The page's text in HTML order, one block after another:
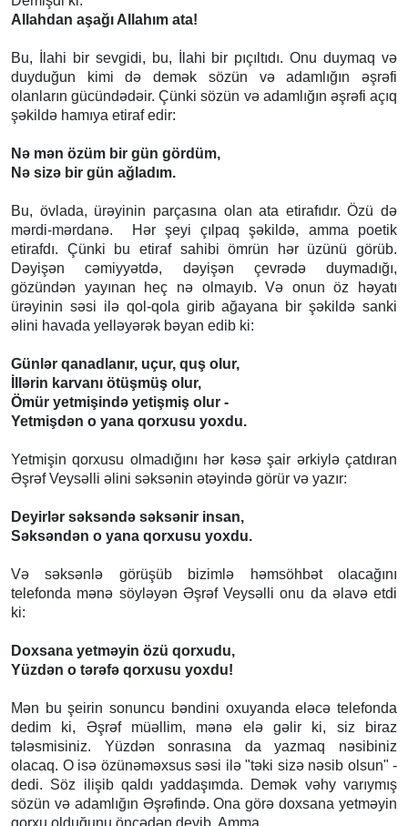
Allahdan aşağı Allahım ata!
Bu, İlahi bir sevgidi, bu, İlahi bir pıçıltıdı. Onu duymaq və
duyduğun kimi də demək sözün və adamlığın əşrəfi
olanların gücündədəir. Çünki sözün və adamlığın əşrəfi açıq
şəkildə hamıya etiraf edir:
Nə mən özüm bir gün gördüm,
Nə sizə bir gün ağladım.
Bu, övlada, ürəyinin parçasına olan ata etirafıdır. Özü də
mərdi-mərdanə. Hər şeyi çılpaq şəkildə, amma poetik
etirafdı. Çünki bu etiraf sahibi ömrün hər üzünü görüb.
Dəyişən cəmiyyətdə, dəyişən çevrədə duymadığı,
gözündən yayınan heç nə olmayıb. Və onun öz həyatı
ürəyinin səsi ilə qol-qola girib ağayana bir şəkildə sanki
əlini havada yelləyərək bəyan edib ki:
Günlər qanadlanır, uçur, quş olur,
İllərin karvanı ötüşmüş olur,
Ömür yetmişində yetişmiş olur -
Yetmişdən o yana qorxusu yoxdu.
Yetmişin qorxusu olmadığını hər kəsə şair ərkiylə çatdıran
Əşrəf Veysəlli əlini səksənin ətəyində görür və yazır:
Deyirlər səksəndə səksənir insan,
Səksəndən o yana qorxusu yoxdu.
Və səksənlə görüşüb bizimlə həmsöhbət olacağını
telefonda mənə söyləyən Əşrəf Veysəlli onu da əlavə etdi
ki:
Doxsana yetməyin özü qorxudu,
Yüzdən o tərəfə qorxusu yoxdu!
Mən bu şeirin sonuncu bəndini oxuyanda eləcə telefonda
dedim ki, Əşrəf müəllim, mənə elə gəlir ki, siz biraz
tələsmisiniz. Yüzdən sonrasına da yazmaq nəsibiniz
olacaq. O isə özünəməxsus səsi ilə "təki sizə nəsib olsun" -
dedi. Söz ilişib qaldı yaddaşımda. Demək vəhy varıymış
sözün və adamlığın Əşrəfində.Ona görə doxsana yetməyin
qorxu olduğunu öncədən deyib. Amma...